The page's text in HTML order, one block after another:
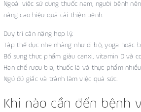
Ngoài việc sử dụng thuốc nam, người bệnh
nâng cao hiệu quả cải thiện bệnh:
Duy trì cân nặng hợp lý.
Tập thể dục nhẹ nhàng như đi bộ, yoga hoặc
Bổ sung thực phẩm giàu canxi, vitamin D và
Hạn chế rượu bia, thuốc lá và thực phẩm
Ngủ đủ giấc và tránh làm việc quá sức.
Khi nào cần đến bệnh